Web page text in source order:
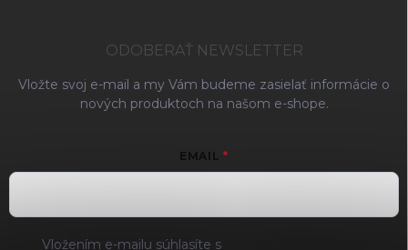
ODOBERAŤ NEWSLETTER
Vložte svoj e-mail a my Vám budeme zasielať informácie o
nových produktoch na našom e-shope.
EMAIL
Vložením e-mailu súhlasíte s